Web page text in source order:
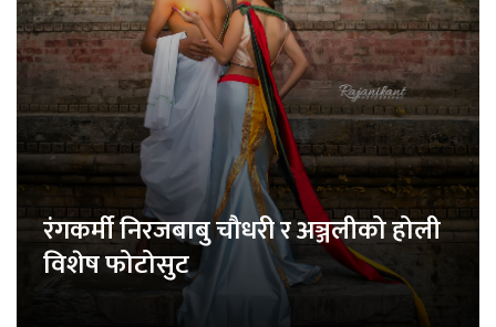
रंगकर्मी निरजबाबु चौधरी र अञ्जलीको होली
विशेष फोटोसुट